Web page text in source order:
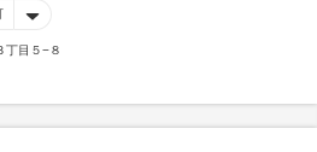
丁目５−８